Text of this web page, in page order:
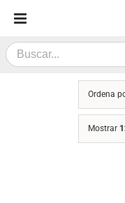
contenido
Search
for:
Ordena
Mostrar